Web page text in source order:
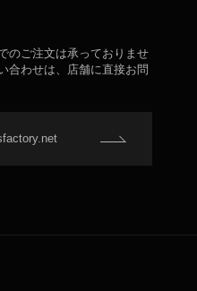
のご注文は承っておりませ
合わせは、店舗に直接お問